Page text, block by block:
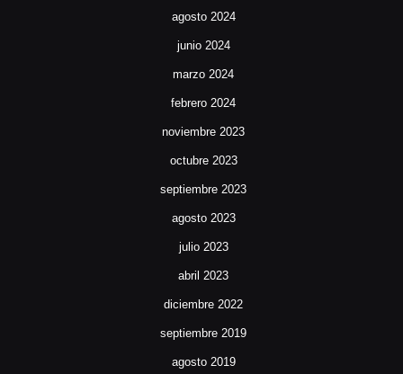
agosto 2024
junio 2024
marzo 2024
febrero 2024
noviembre 2023
octubre 2023
septiembre 2023
agosto 2023
julio 2023
abril 2023
diciembre 2022
septiembre 2019
agosto 2019